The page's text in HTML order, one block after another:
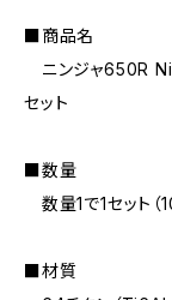
■商品名
ニンジャ650R
セット
■数量
数量1で1セット（
■材質